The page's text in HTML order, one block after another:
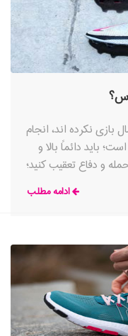
بازی نکرده اند، انجام
باید دائماً بالا و
و دفاع تعقیب کنید؛
کاملاً فیزیکی
کفش فوتسال باکیفیت
ادامه مطلب